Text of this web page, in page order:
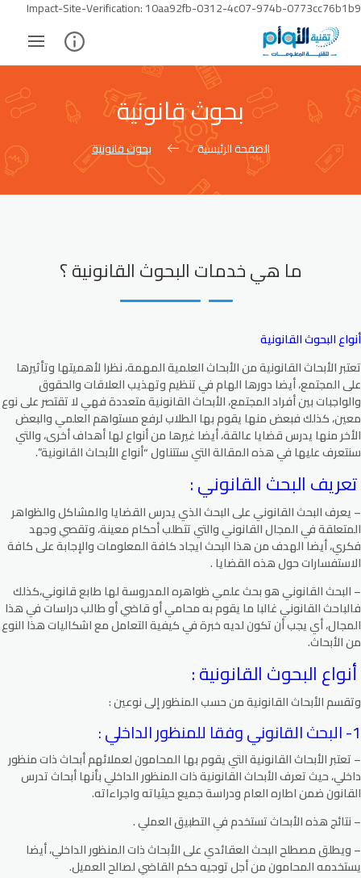
Impact-Site-Verification: 10aa92fb-0312-4c07-974b-0773cc76b1b9
بحوث قانونية
الصفحة الرئيسية بحوث قانونية
ما هي خدمات البحوث القانونية ؟
أنواع البحوث القانونية
تعتبر الأبحاث القانونية من الأبحاث العلمية المهمة، نظرا لأهميتها وتأثيرها
على المجتمع، أيضا دورها الهام في تنظيم وتهذيب العلاقات والحقوق
والواجبات بين أفراد المجتمع، الأبحاث القانونية متعددة فهي لا تقتصر على نوع
معين، كذلك فبعض منها يقوم بها الطلاب لرفع مستواهم العلمي والبعض
الأخر منها يدرس قضايا عالقة، أيضا غيرها من أنواع لها أهداف أخرى، والتي
سنتعرف عليها في هذه المقالة التي ستتناول “أنواع الأبحاث القانونية”.
تعريف البحث القانوني :
– يعرف البحث القانوني على البحث الذي يدرس القضايا والمشاكل والظواهر
المتعلقة في المجال القانوني والتي تتطلب أحكام معينة، وتقصي وجهد
فكري، أيضا الهدف من هذا البحث ايجاد كافة المعلومات والإجابة على كافة
الاستفسارات حول هذه القضايا .
– البحث القانوني هو بحث علمي ظواهره المدروسة لها طابع قانوني،كذلك
فالباحث القانوني غالبا ما يقوم به محامي أو قاضي أو طالب دراسات في هذا
المجال، أي يجب أن تكون لديه خبرة في كيفية التعامل مع اشكاليات هذا النوع
من الأبحاث.
أنواع البحوث القانونية :
وتقسم الأبحاث القانونية من حسب المنظور إلى نوعين :
1- البحث القانوني وفقا للمنظور الداخلي :
– تعتبر الأبحاث القانونية التي يقوم بها المحامون لعملائهم أبحاث ذات منظور
داخلي، حيث تعرف الأبحاث القانونية ذات المنظور الداخلي بأنها أبحاث تدرس
القانون ضمن اطاره العام ودراسة جميع حيثياته واجراءاته.
– نتائج هذه الأبحاث تستخدم في التطبيق العملي .
– ويطلق مصطلح البحث العقائدي على الأبحاث ذات المنظور الداخلي، أيضا
يستخدمه المحامون من أجل توجيه حكم القاضي لصالح العميل.